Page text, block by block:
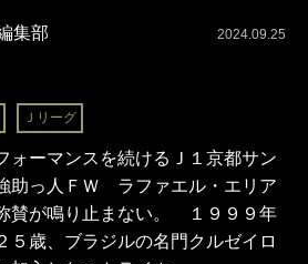
集部 2024.09.25
Ｊリーグ
ォーマンスを続けるＪ１京都サン
助っ人ＦＷ ラファエル・エリア
賛が鳴り止まない。 １９９９年
５歳、ブラジルの名門クルゼイロ